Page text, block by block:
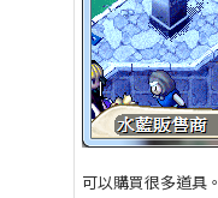
可以購買很多道具。